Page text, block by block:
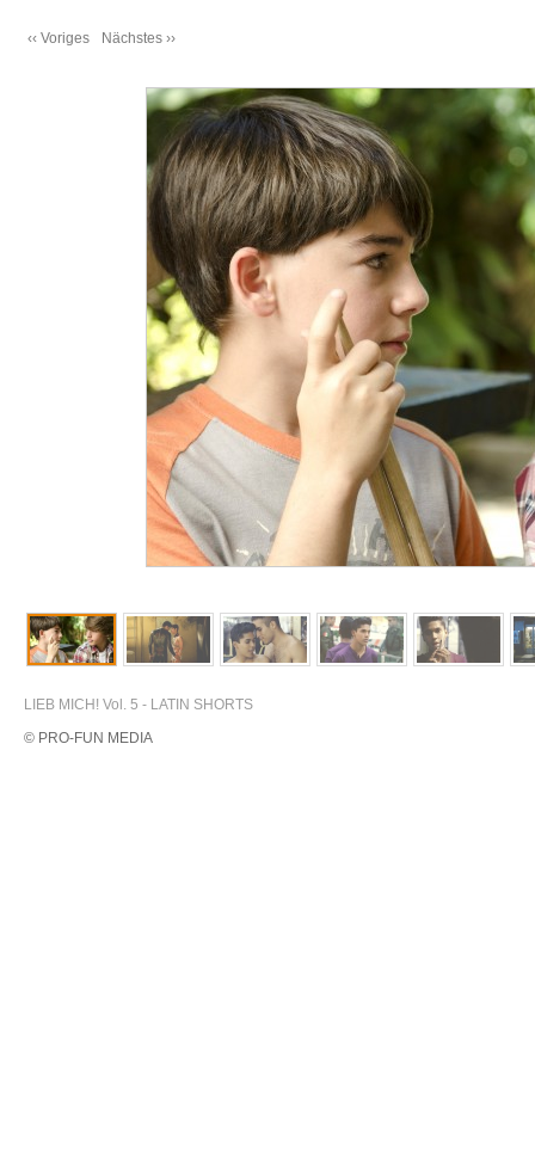
‹‹ Voriges Nächstes ››
LIEB MICH! Vol. 5 - LATIN SHORTS
© PRO-FUN MEDIA